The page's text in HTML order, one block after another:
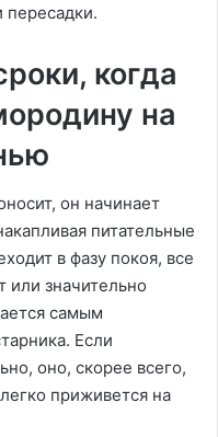
когда
на
он начинает
питательные
в фазу покоя, все
или значительно
самым
Если
оно, скорее всего,
приживется на